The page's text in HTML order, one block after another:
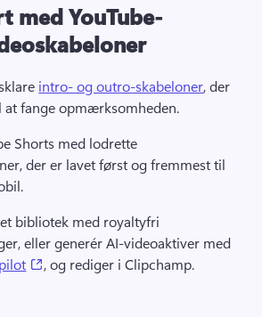
med YouTube-
intro- og outro-skabeloner, der
at fange opmærksomheden.
Shorts med lodrette
der er lavet først og fremmest til
bibliotek med royaltyfri
eller generér AI-videoaktiver med
(opens in a new tab)
, og rediger i Clipchamp.